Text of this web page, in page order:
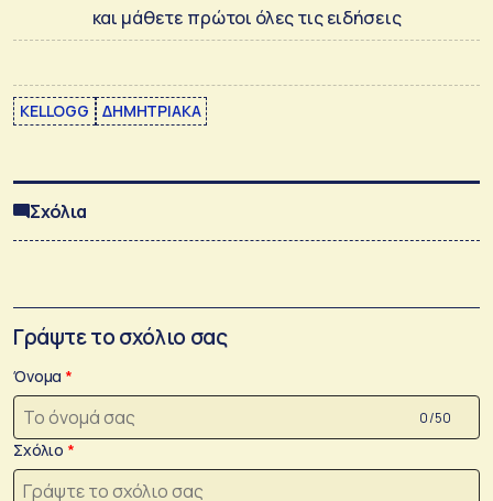
και μάθετε πρώτοι όλες τις ειδήσεις
KELLOGG ΔΗΜΗΤΡΙΑΚΑ
Σχόλια
Γράψτε το σχόλιο σας
Όνομα
0 /50
Σχόλιο